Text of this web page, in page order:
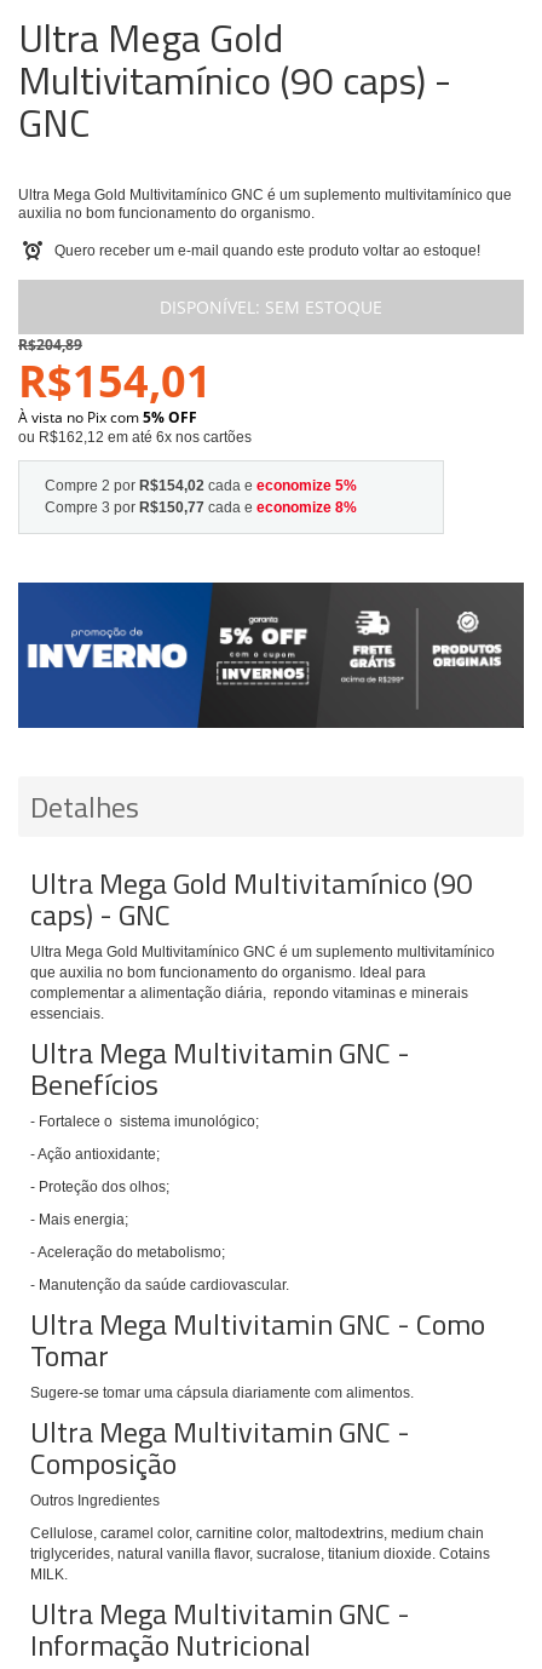
Ultra Mega Gold
Multivitamínico (90 caps) -
GNC
Ultra Mega Gold Multivitamínico GNC é um suplemento multivitamínico que
auxilia no bom funcionamento do organismo.
Quero receber um e-mail quando este produto voltar ao estoque!
DISPONÍVEL: SEM ESTOQUE
R$204,89
R$154,01
À vista no Pix com5% OFF
ou R$162,12 em até 6x nos cartões
Compre 2 por R$154,02 cada e economize 5%
Compre 3 por R$150,77 cada e economize 8%
Detalhes
Ultra Mega Gold Multivitamínico (90
caps) - GNC
Ultra Mega Gold Multivitamínico GNC é um suplemento multivitamínico
que auxilia no bom funcionamento do organismo. Ideal para
complementar a alimentação diária, repondo vitaminas e minerais
essenciais.
Ultra Mega Multivitamin GNC -
Benefícios
- Fortalece o sistema imunológico;
- Ação antioxidante;
- Proteção dos olhos;
- Mais energia;
- Aceleração do metabolismo;
- Manutenção da saúde cardiovascular.
Ultra Mega Multivitamin GNC - Como
Tomar
Sugere-se tomar uma cápsula diariamente com alimentos.
Ultra Mega Multivitamin GNC -
Composição
Outros Ingredientes
Cellulose, caramel color, carnitine color, maltodextrins, medium chain
triglycerides, natural vanilla flavor, sucralose, titanium dioxide. Cotains
MILK.
Ultra Mega Multivitamin GNC -
Informação Nutricional